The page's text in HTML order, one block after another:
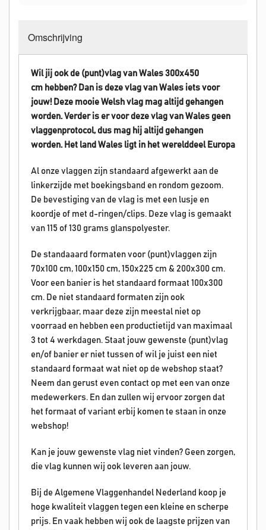
Omschrijving
Wil jij ook de (punt)vlag van Wales 300x450
cm hebben? Dan is deze vlag van Wales iets voor
jouw! Deze mooie Welsh vlag mag altijd gehangen
worden. Verder is er voor deze vlag van Wales geen
vlaggenprotocol, dus mag hij altijd gehangen
worden. Het land Wales ligt in het werelddeel Europa
Al onze vlaggen zijn standaard afgewerkt aan de
linkerzijde met boekingsband en rondom gezoom.
De bevestiging van de vlag is met een lusje en
koordje of met d-ringen/clips. Deze vlag is gemaakt
van 115 of 130 grams glanspolyester.
De standaaard formaten voor (punt)vlaggen zijn
70x100 cm, 100x150 cm, 150x225 cm & 200x300 cm.
Voor een banier is het standaard formaat 100x300
cm. De niet standaard formaten zijn ook
verkrijgbaar, maar deze zijn meestal niet op
voorraad en hebben een productietijd van maximaal
3 tot 4 werkdagen. Staat jouw gewenste (punt)vlag
en/of banier er niet tussen of wil je juist een niet
standaard formaat wat niet op de webshop staat?
Neem dan gerust even contact op met een van onze
medewerkers. En dan zullen wij ervoor zorgen dat
het formaat of variant erbij komen te staan in onze
webshop!
Kan je jouw gewenste vlag niet vinden? Geen zorgen,
die vlag kunnen wij ook leveren aan jouw.
Bij de Algemene Vlaggenhandel Nederland koop je
hoge kwaliteit vlaggen tegen een kleine en scherpe
prijs. En vaak hebben wij ook de laagste prijzen van